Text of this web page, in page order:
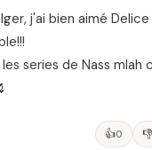
j'ai bien aimé Delice
series de Nass mlah
👍0 👎